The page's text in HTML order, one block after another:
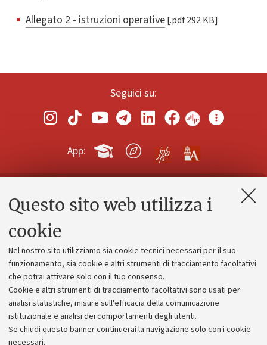
Questo sito web utilizza i
cookie
Nel nostro sito utilizziamo sia cookie tecnici necessari per il suo
funzionamento, sia cookie e altri strumenti di tracciamento facoltativi
che potrai attivare solo con il tuo consenso.
Cookie e altri strumenti di tracciamento facoltativi sono usati per
analisi statistiche, misure sull'efficacia della comunicazione
istituzionale e analisi dei comportamenti degli utenti.
Se chiudi questo banner continuerai la navigazione solo con i cookie
necessari.
Allegato 2 - istruzioni operative[.pdf 292 KB]
Seguici su:
App:
Contatti e PEC
Alumni community
Piano strategico
Bilanci
Donazioni e 5x1000